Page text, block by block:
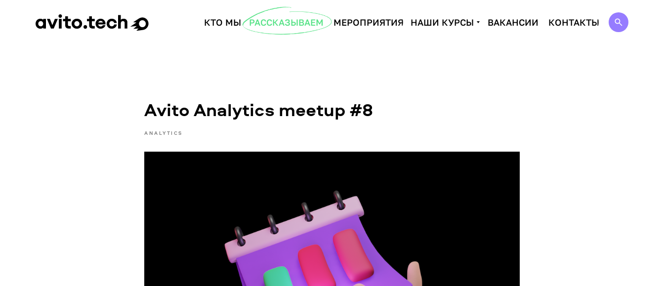
РАССКАЗЫВАЕМ
КТО МЫ НАШИ КУРСЫ ВАКАНСИИ КОНТАКТЫ
МЕРОПРИЯТИЯ
Avito Analytics meetup #8
ANALYTICS